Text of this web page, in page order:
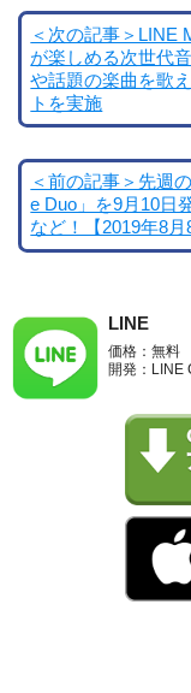
＜次の記事＞LINE
が楽しめる次世代
や話題の楽曲を歌
トを実施
＜前の記事＞先週
e Duo」を9月10日
など！【2019年8月
LINE
価格：無料
開発：LINE